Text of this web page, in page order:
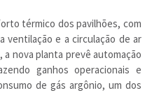
térmico dos pavilhões, com
ventilação e a circulação de ar
nova planta prevê automação
ganhos operacionais e
de gás argônio, um dos